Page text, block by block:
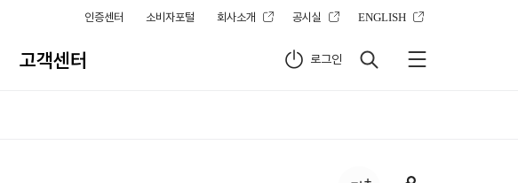
인증센터 소비자포털 회사소개 공시실 ENGLISH
고객센터 로그인